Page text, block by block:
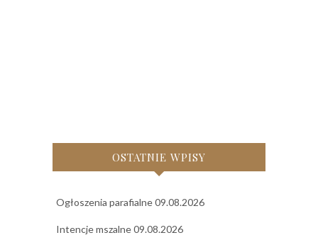
OSTATNIE WPISY
Ogłoszenia parafialne 09.08.2026
Intencje mszalne 09.08.2026